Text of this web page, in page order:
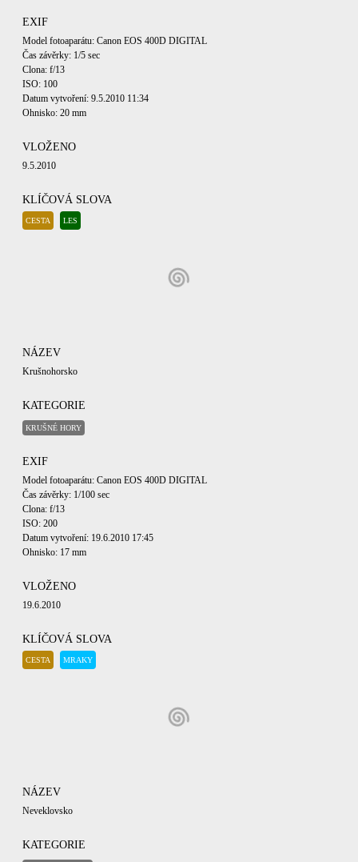
EXIF
Model fotoaparátu: Canon EOS 400D DIGITAL
Čas závěrky: 1/5 sec
Clona: f/13
ISO: 100
Datum vytvoření: 9.5.2010 11:34
Ohnisko: 20 mm
VLOŽENO
9.5.2010
KLÍČOVÁ SLOVA
CESTA LES
NÁZEV
Krušnohorsko
KATEGORIE
KRUŠNÉ HORY
EXIF
Model fotoaparátu: Canon EOS 400D DIGITAL
Čas závěrky: 1/100 sec
Clona: f/13
ISO: 200
Datum vytvoření: 19.6.2010 17:45
Ohnisko: 17 mm
VLOŽENO
19.6.2010
KLÍČOVÁ SLOVA
CESTA MRAKY
NÁZEV
Neveklovsko
KATEGORIE